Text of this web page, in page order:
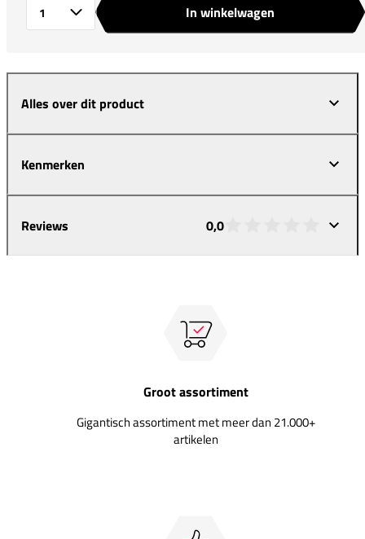
In winkelwagen
Alles over dit product
Kenmerken
Reviews 0,0
Groot assortiment
Gigantisch assortiment met meer dan 21.000+
artikelen